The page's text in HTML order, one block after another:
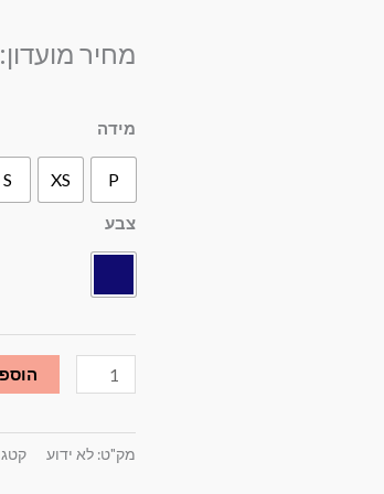
מחיר מועדון:
מידה
P
XS
S
צבע
כמות
של
חולצת
מק"ט: לא ידוע